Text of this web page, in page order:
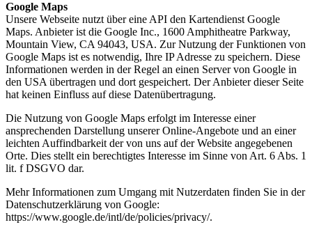
Google Maps
Unsere Webseite nutzt über eine API den Kartendienst Google
Maps. Anbieter ist die Google Inc., 1600 Amphitheatre Parkway,
Mountain View, CA 94043, USA. Zur Nutzung der Funktionen von
Google Maps ist es notwendig, Ihre IP Adresse zu speichern. Diese
Informationen werden in der Regel an einen Server von Google in
den USA übertragen und dort gespeichert. Der Anbieter dieser Seite
hat keinen Einfluss auf diese Datenübertragung.
Die Nutzung von Google Maps erfolgt im Interesse einer
ansprechenden Darstellung unserer Online-Angebote und an einer
leichten Auffindbarkeit der von uns auf der Website angegebenen
Orte. Dies stellt ein berechtigtes Interesse im Sinne von Art. 6 Abs. 1
lit. f DSGVO dar.
Mehr Informationen zum Umgang mit Nutzerdaten finden Sie in der
Datenschutzerklärung von Google:
https://www.google.de/intl/de/policies/privacy/.